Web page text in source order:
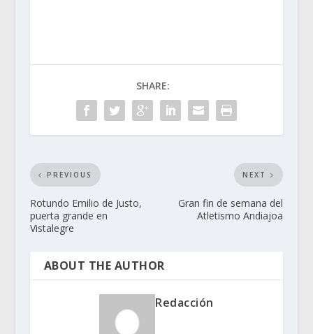
SHARE:
PREVIOUS
Rotundo Emilio de Justo,
puerta grande en
Vistalegre
NEXT
Gran fin de semana del
Atletismo Andiajoa
ABOUT THE AUTHOR
Redacción